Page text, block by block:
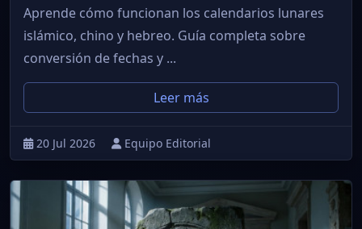
Aprende cómo funcionan los calendarios lunares
islámico, chino y hebreo. Guía completa sobre
conversión de fechas y ...
Leer más
20 Jul 2026 Equipo Editorial